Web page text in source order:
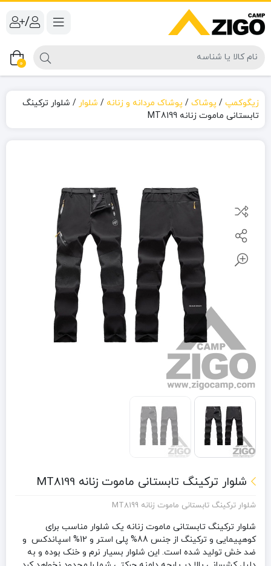
/
0
زیگوکمپ / پوشاک / پوشاک مردانه و زنانه / شلوار / شلوار ترکینگ
تابستانی ماموت زنانه MT8199
شلوار ترکینگ تابستانی ماموت زنانه MT8199
شلوار ترکینگ تابستانی ماموت زنانه MT8199
شلوار ترکینگ تابستانی ماموت زنانه یک شلوار مناسب برای
کوهپیمایی و ترکینگ از جنس 88% پلی استر و 12% اسپاندکس و
ضد خش تولید شده است. این شلوار بسیار نرم و خنک بوده و به